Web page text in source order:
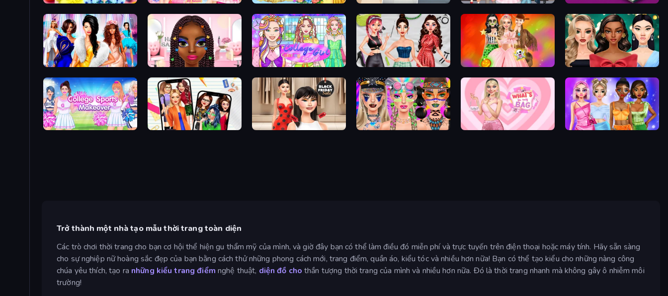
Fashion Dress Up Challenge Braided Hairstyles Fashion College Girl Coloring Dress Up Brat Girl Summer Iconic Halloween Costumes New Year's Eve Makeup
College Sport Team Makeover Highschool Mean Girls 2 Shopaholic Black Friday Festival Vibes Makeup What's In My Bag Monochrome Looks
Trở thành một nhà tạo mẫu thời trang toàn diện
Các trò chơi thời trang cho bạn cơ hội thể hiện gu thẩm mỹ của mình, và giờ đây bạn có thể làm điều đó miễn phí và trực tuyến trên điện thoại hoặc máy tính. Hãy sẵn sàng
cho sự nghiệp nữ hoàng sắc đẹp của bạn bằng cách thử những phong cách mới, trang điểm, quần áo, kiểu tóc và nhiều hơn nữa! Bạn có thể tạo kiểu cho những nàng công
chúa yêu thích, tạo ra những kiểu trang điểm nghệ thuật, diện đồ cho thần tượng thời trang của mình và nhiều hơn nữa. Đó là thời trang nhanh mà không gây ô nhiễm môi
trường!